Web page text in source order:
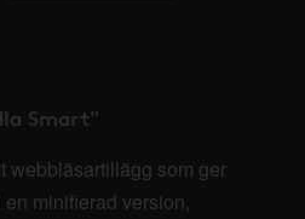
Smart"
webbläsartillägg som ger
minifierad version,